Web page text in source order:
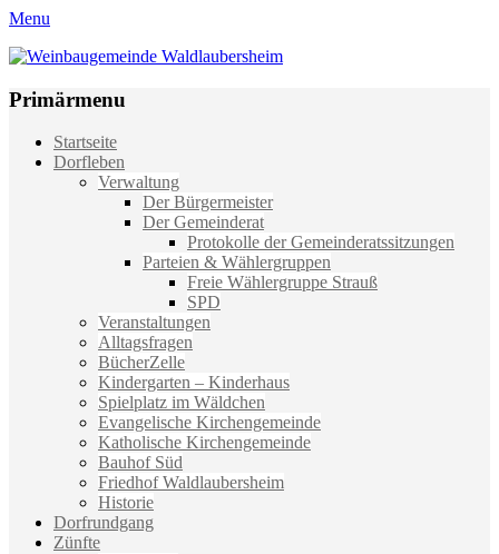
Menu
Weinbaugemeinde Waldlaubersheim
Primärmenu
Weiter
zum
Startseite
Dorfleben
Verwaltung
Der Bürgermeister
Der Gemeinderat
Protokolle der Gemeinderatssitzungen
Parteien & Wählergruppen
Freie Wählergruppe Strauß
SPD
Veranstaltungen
Alltagsfragen
BücherZelle
Kindergarten – Kinderhaus
Spielplatz im Wäldchen
Evangelische Kirchengemeinde
Katholische Kirchengemeinde
Bauhof Süd
Friedhof Waldlaubersheim
Historie
Dorfrundgang
Zünfte